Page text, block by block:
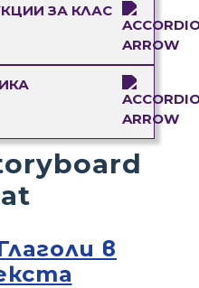
ЗА КЛАС
в